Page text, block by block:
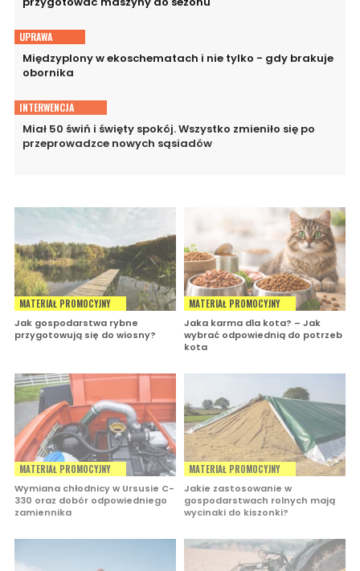
UPRAWA
Międzyplony w ekoschematach i nie tylko - gdy brakuje
obornika
INTERWENCJA
Miał 50 świń i święty spokój. Wszystko zmieniło się po
przeprowadzce nowych sąsiadów
MATERIAŁ PROMOCYJNY
Jak gospodarstwa rybne
przygotowują się do wiosny?
MATERIAŁ PROMOCYJNY
Jaka karma dla kota? – Jak
wybrać odpowiednią do potrzeb
kota
MATERIAŁ PROMOCYJNY
Wymiana chłodnicy w Ursusie C-
330 oraz dobór odpowiedniego
zamiennika
MATERIAŁ PROMOCYJNY
Jakie zastosowanie w
gospodarstwach rolnych mają
wycinaki do kiszonki?